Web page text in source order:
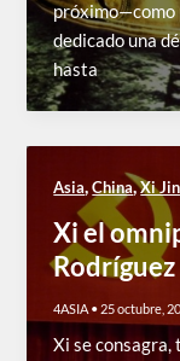
próximo—como
dedicado una
hasta
Asia,China,Xi
Xi el
Rodríguez
4ASIA • 25 octubre,
Xi se consagra,